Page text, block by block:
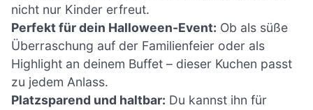
nicht nur Kinder erfreut.
Perfekt für dein Halloween-Event: Ob als süße
Überraschung auf der Familienfeier oder als
Highlight an deinem Buffet – dieser Kuchen passt
zu jedem Anlass.
Platzsparend und haltbar: Du kannst ihn für